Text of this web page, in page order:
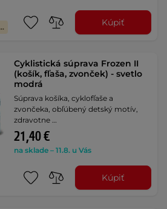
zadarmo Kúpiť
Cyklistická súprava Frozen II
(košík, fľaša, zvonček) - svetlo
modrá
Súprava košíka, cyklofľaše a
zvončeka, obľúbený detský motív,
zdravotne …
21,40 €
na sklade – 11.8. u Vás
Kúpiť